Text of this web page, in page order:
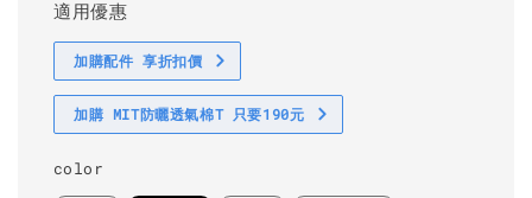
適用優惠
加購配件 享折扣價
加購 MIT防曬透氣棉T 只要190元
color